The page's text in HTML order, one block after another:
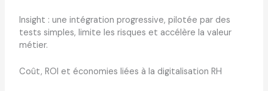
Insight : une intégration progressive, pilotée par des
tests simples, limite les risques et accélère la valeur
métier.
Coût, ROI et économies liées à la digitalisation RH